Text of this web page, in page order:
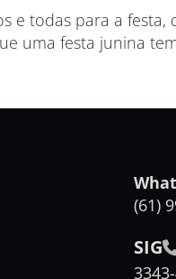
e todas para a festa,
uma festa junina
(61)
SIG